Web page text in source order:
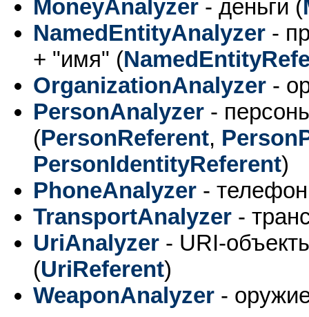
MoneyAnalyzer - деньги (
NamedEntityAnalyzer -
+ "имя" (
OrganizationAnalyzer -
PersonAnalyzer -
(PersonReferent,
PersonIdentityReferent)
PhoneAnalyzer -
TransportAnalyzer -
UriAnalyzer - URI-
(UriReferent)
WeaponAnalyzer -